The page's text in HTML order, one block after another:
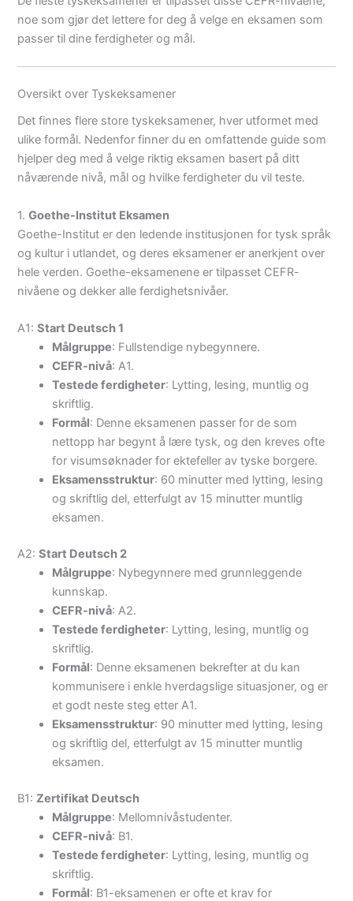
noe som gjør det lettere for deg å velge en eksamen som
passer til dine ferdigheter og mål.
Oversikt over Tyskeksamener
Det finnes flere store tyskeksamener, hver utformet med
ulike formål. Nedenfor finner du en omfattende guide som
hjelper deg med å velge riktig eksamen basert på ditt
nåværende nivå, mål og hvilke ferdigheter du vil teste.
1.Goethe-Institut Eksamen
Goethe-Institut er den ledende institusjonen for tysk språk
og kultur i utlandet, og deres eksamener er anerkjent over
hele verden. Goethe-eksamenene er tilpasset CEFR-
nivåene og dekker alle ferdighetsnivåer.
A1:Start Deutsch 1
Målgruppe: Fullstendige nybegynnere.
CEFR-nivå: A1.
Testede ferdigheter: Lytting, lesing, muntlig og
skriftlig.
Formål: Denne eksamenen passer for de som
nettopp har begynt å lære tysk, og den kreves ofte
for visumsøknader for ektefeller av tyske borgere.
Eksamensstruktur: 60 minutter med lytting, lesing
og skriftlig del, etterfulgt av 15 minutter muntlig
eksamen.
A2:Start Deutsch 2
Målgruppe: Nybegynnere med grunnleggende
kunnskap.
CEFR-nivå: A2.
Testede ferdigheter: Lytting, lesing, muntlig og
skriftlig.
Formål: Denne eksamenen bekrefter at du kan
kommunisere i enkle hverdagslige situasjoner, og er
et godt neste steg etter A1.
Eksamensstruktur: 90 minutter med lytting, lesing
og skriftlig del, etterfulgt av 15 minutter muntlig
eksamen.
B1:Zertifikat Deutsch
Målgruppe: Mellomnivåstudenter.
CEFR-nivå: B1.
Testede ferdigheter: Lytting, lesing, muntlig og
skriftlig.
Formål: B1-eksamenen er ofte et krav for